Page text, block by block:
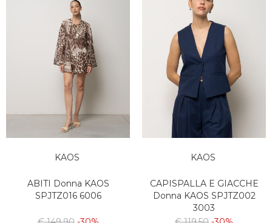
KAOS
ABITI Donna KAOS
SPJTZ016 6006
KAOS
CAPISPALLA E GIACCHE
Donna KAOS SPJTZ002
3003